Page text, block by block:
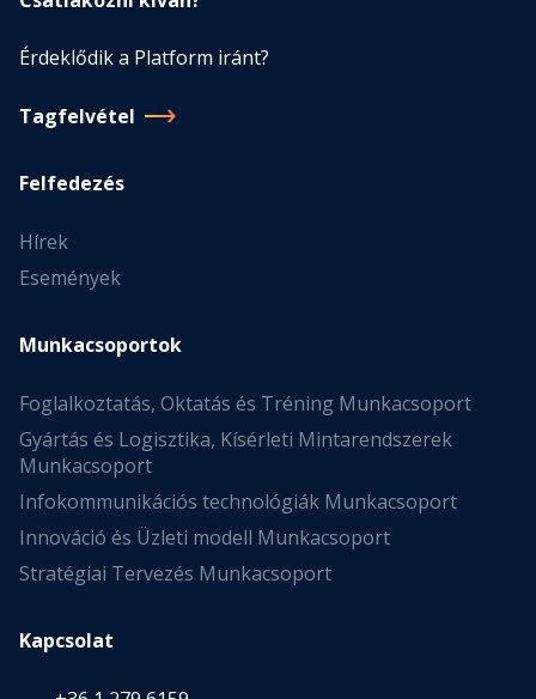
Érdeklődik a Platform iránt?
Tagfelvétel
Felfedezés
Hírek
Események
Munkacsoportok
Foglalkoztatás, Oktatás és Tréning Munkacsoport
Gyártás és Logisztika, Kísérleti Mintarendszerek
Munkacsoport
Infokommunikációs technológiák Munkacsoport
Innováció és Üzleti modell Munkacsoport
Stratégiai Tervezés Munkacsoport
Kapcsolat